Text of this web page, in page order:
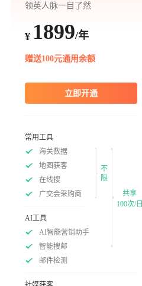
领英人脉一目了然
¥ 1899/年
赠送100元通用余额
立即开通
常用工具
海关数据
地图获客
在线搜
广交会采购商
不
限
AI工具
AI智能营销助手
智能搜邮
邮件检测
共享
100次/日